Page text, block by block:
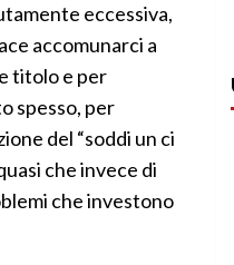
eccessiva,
accomunarci a
titolo e per
spesso, per
del “soddi un ci
che invece di
che investono